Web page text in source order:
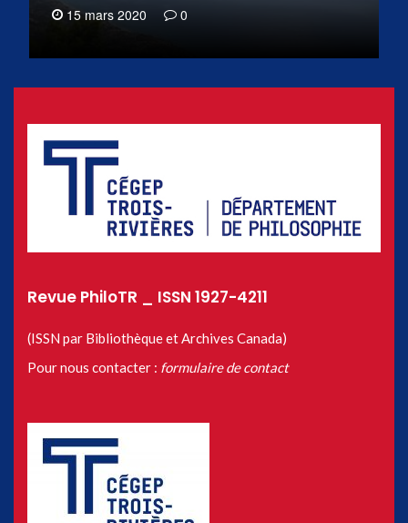
15 mars 2020 0
Revue PhiloTR _ ISSN 1927-4211
(ISSN par Bibliothèque et Archives Canada)
Pour nous contacter : formulaire de contact